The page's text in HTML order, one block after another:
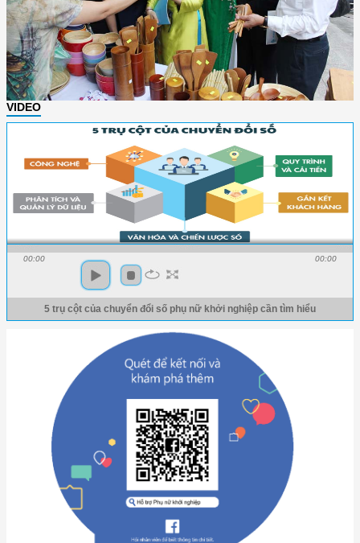
VIDEO
00:00 00:00
5 trụ cột của chuyển đổi số phụ nữ khởi nghiệp cần tìm hiểu